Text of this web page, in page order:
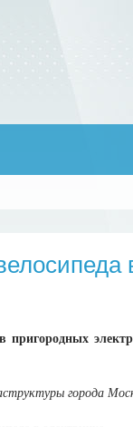
города